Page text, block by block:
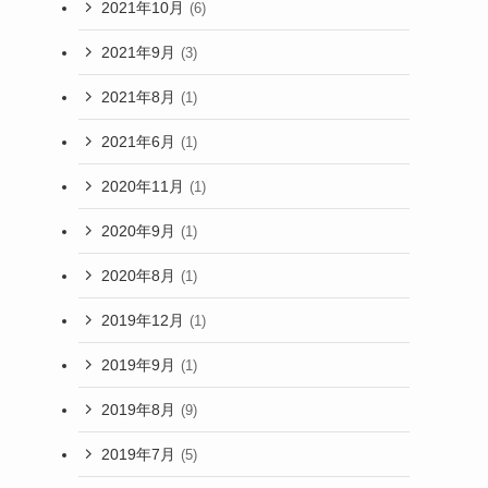
2021年10月 (6)
2021年9月 (3)
2021年8月 (1)
2021年6月 (1)
2020年11月 (1)
2020年9月 (1)
2020年8月 (1)
2019年12月 (1)
2019年9月 (1)
2019年8月 (9)
2019年7月 (5)